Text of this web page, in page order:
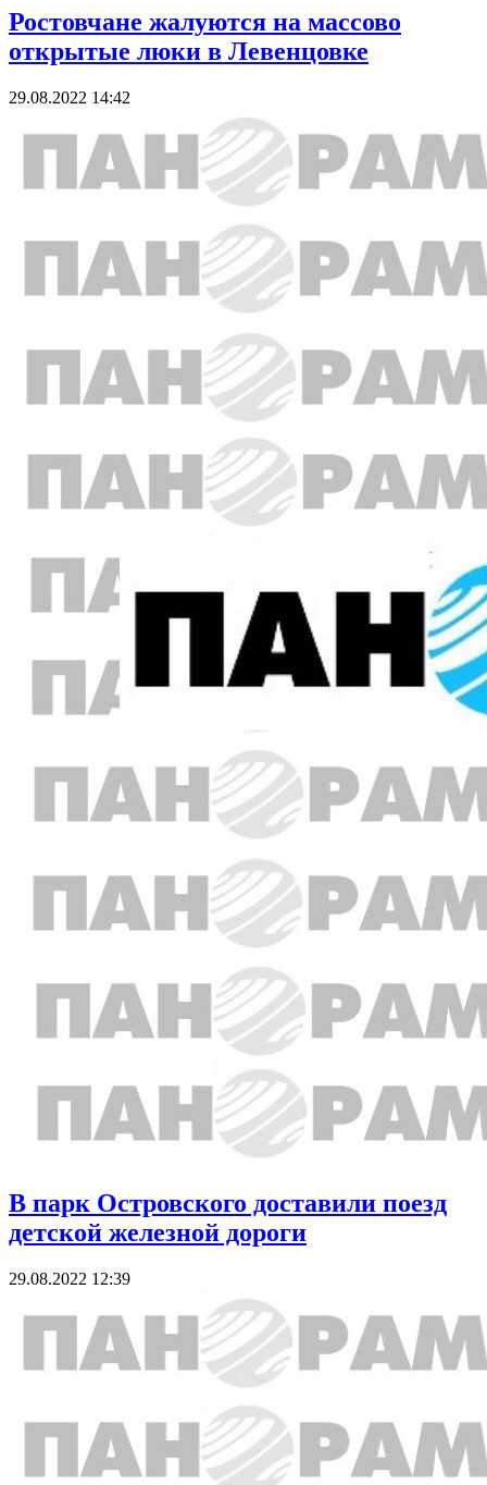
Ростовчане жалуются на массово
открытые люки в Левенцовке
29.08.2022 14:42
В парк Островского доставили поезд
детской железной дороги
29.08.2022 12:39